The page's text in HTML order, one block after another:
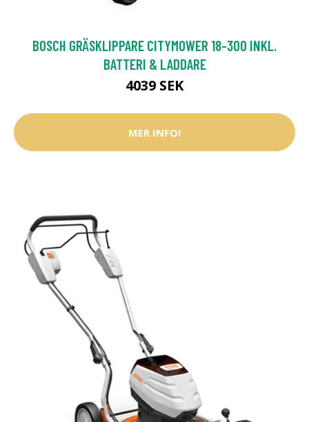
BOSCH GRÄSKLIPPARE CITYMOWER 18-300 INKL.
BATTERI & LADDARE
4039 SEK
MER INFO!